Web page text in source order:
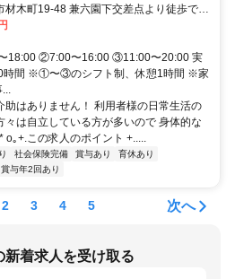
木町19-48 兼六園下交差点より徒歩で約
18:00 ②7:00〜16:00 ③11:00〜20:00 実
時間 ※①〜③のシフト制、休憩1時間 ※家
助はありません！ 利用者様の日常生活の
々は自立している方が多いので 身体的な
｡+.この求人のポイント +.....
社会保険完備 賞与あり
育休あり
賞与年2回あり
2 3 4 5 次へ
新着求人を受け取る